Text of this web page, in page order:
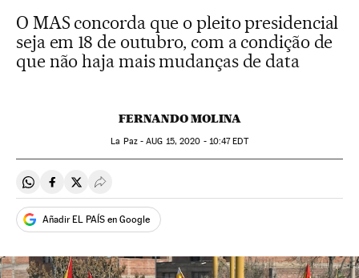
O MAS concorda que o pleito presidencial
seja em 18 de outubro, com a condição de
que não haja mais mudanças de data
FERNANDO MOLINA
La Paz -AUG 15, 2020 - 10:47EDT
Compartir en Whatsapp
Compartir en Facebook
Compartir en Twitter
Desplegar Redes Sociales
Añadir EL PAÍS en Google